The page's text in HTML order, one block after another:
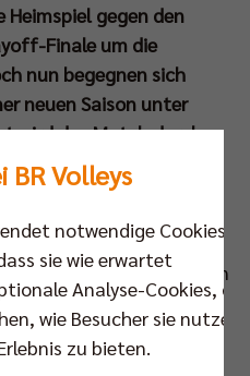
gegen den
Finale um die
nun begegnen sich
neuen Saison unter
wird das Match durch
mit dem
Berlin
Bundesliga geht früh in
Runde. 69 Siege
Konto, 84 stehen für
die Gesamtbilanz
BR Volleys
notwendige Cookies,
sie wie erwartet
Analyse-Cookies, die
wie Besucher sie nutzen,
zu bieten.